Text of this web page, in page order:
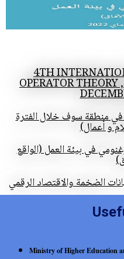
4TH
OPERATOR
في منطقة سوف خلال الفترة
و أعمال)
في بيئة العمل (الواقع
الضخمة والاقتصاد الرقمي
Ministry of Higher Education